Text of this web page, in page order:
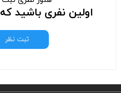
اولین نفری باشید
ثبت نظر